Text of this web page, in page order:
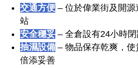
交通方便 – 位於偉業街及開
站
安全穩妥 – 全倉設有24小時
抽濕設備 – 物品保存乾爽，
倍添妥善